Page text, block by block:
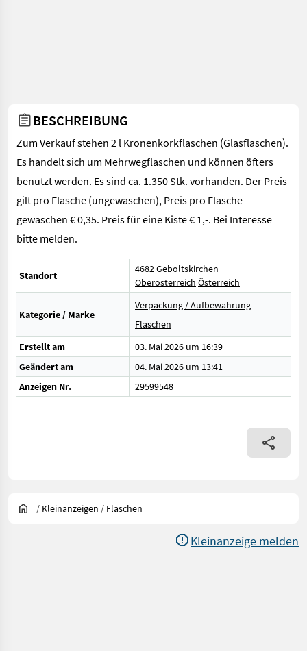
BESCHREIBUNG
Zum Verkauf stehen 2 l Kronenkorkflaschen (Glasflaschen).
Es handelt sich um Mehrwegflaschen und können öfters
benutzt werden. Es sind ca. 1.350 Stk. vorhanden. Der Preis
gilt pro Flasche (ungewaschen), Preis pro Flasche
gewaschen € 0,35. Preis für eine Kiste € 1,-. Bei Interesse
bitte melden.
Standort
4682 Geboltskirchen
Oberösterreich Österreich
Kategorie / Marke
Verpackung / Aufbewahrung
Flaschen
Erstellt am
03. Mai 2026 um 16:39
Geändert am
04. Mai 2026 um 13:41
Anzeigen Nr.
29599548
/ Kleinanzeigen / Flaschen
Kleinanzeige melden